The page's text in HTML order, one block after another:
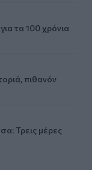
τα 100 χρόνια
πιθανόν
Τρεις μέρες